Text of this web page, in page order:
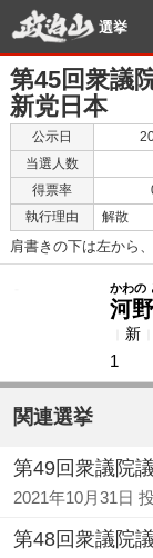
選挙
第45回衆議
新党日本
公示日
当選人数
得票率
執行理由
解散
肩書きの下は左から
かわの
河
新
1
関連選挙
第49回衆議院
2021年10月31日
第48回衆議院